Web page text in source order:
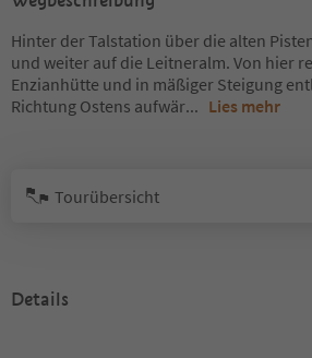
Hinter der Talstation über die alten
und weiter auf die Leitneralm. Von hier
Enzianhütte und in mäßiger Steigung
Richtung Ostens aufwär... Lies mehr
Tourübersicht
Details